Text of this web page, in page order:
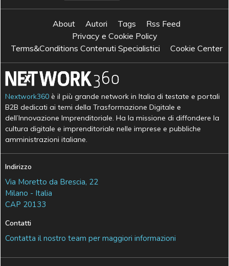
About Autori Tags
Rss Feed
Privacy e Cookie Policy
Terms&Conditions Contenuti Specialistici
Cookie Center
Nextwork360 è il più grande network in Italia di testate e portali
B2B dedicati ai temi della Trasformazione Digitale e
dell’Innovazione Imprenditoriale. Ha la missione di diffondere la
cultura digitale e imprenditoriale nelle imprese e pubbliche
amministrazioni italiane.
Indirizzo
Via Moretto da Brescia, 22
Milano - Italia
CAP 20133
Contatti
Contatta il nostro team per maggiori informazioni